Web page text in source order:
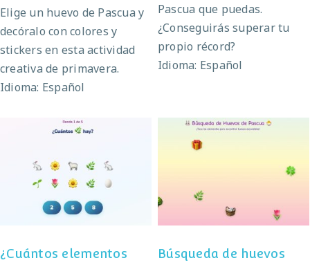
Elige un huevo de Pascua y
decóralo con colores y
stickers en esta actividad
creativa de primavera.
Idioma: Español
Pascua que puedas.
¿Conseguirás superar tu
propio récord?
Idioma: Español
¿Cuántos elementos
hay?
¿Cuántos elementos
Búsqueda de huevos
Búsqueda de huevos